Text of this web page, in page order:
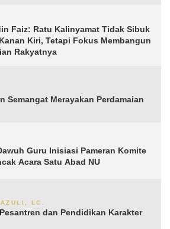
Faiz: Ratu Kalinyamat Tidak Sibuk
Kiri, Tetapi Fokus Membangun
Rakyatnya
Semangat Merayakan Perdamaian
Guru Inisiasi Pameran Komite
Acara Satu Abad NU
LC.
dan Pendidikan Karakter